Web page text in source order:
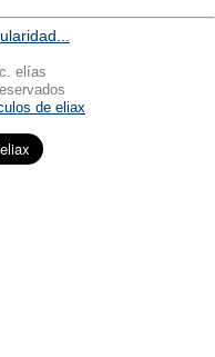
elías
de eliax